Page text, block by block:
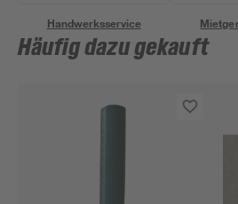
Handwerksservice
Häufig dazu gekauft